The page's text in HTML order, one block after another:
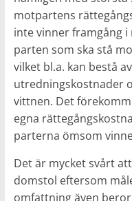
motpartens
inte vinner framgång
parten som ska stå
vilket bl.a. kan bestå
utredningskostnader
vittnen. Det
egna
parterna ömsom
Det är mycket svårt
domstol eftersom
omfattning även